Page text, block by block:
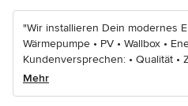
"Wir installieren Dein modernes
Wärmepumpe • PV • Wallbox •
Kundenversprechen: • Qualität •
Mehr